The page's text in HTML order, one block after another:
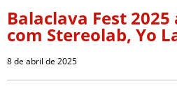
Balaclava Fest
com Stereolab, Yo
8 de abril de 2025